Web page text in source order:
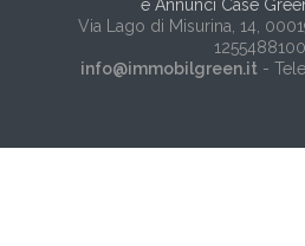
e Annunci Case
Via Lago di Misurina, 14 ,
info@immobilgreen.it -